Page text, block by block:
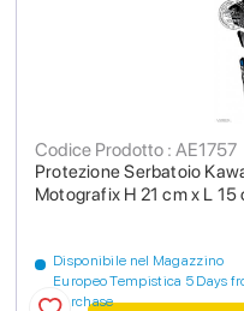
Protezione Serbatoio
Motografix H 21 cm x L 15
Codice Prodotto : AE1757
Disponibile nel Magazzino
Europeo Tempistica 5 Days
purchase